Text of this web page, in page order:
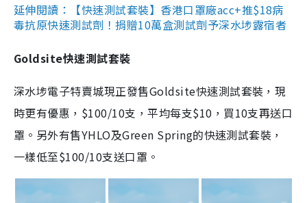
延伸閱讀：【快速測試套裝】香港口罩廠acc+推$18病
毒抗原快速測試劑！捐贈10萬盒測試劑予深水埗露宿者
Goldsite快速測試套裝
深水埗電子特賣城現正發售Goldsite快速測試套裝，現
時更有優惠，$100/10支，平均每支$10，買10支再送口
罩。另外有售YHLO及Green Spring的快速測試套裝，
一樣低至$100/10支送口罩。